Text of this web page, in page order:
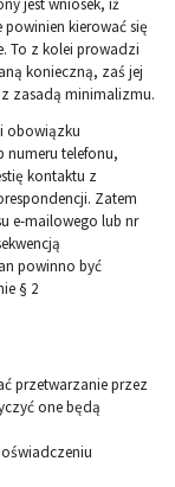
jest wniosek, iż
kierować się
To z kolei prowadzi
konieczną, zaś jej
zasadą minimalizmu.
obowiązku
numeru telefonu,
kontaktu z
Zatem
e-mailowego lub nr
powinno być
§ 2
przetwarzanie przez
one będą